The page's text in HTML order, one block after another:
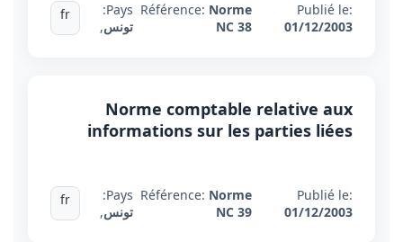
Publié le:
01/12/2003
Référence: Norme
NC 38
Pays:
تونس,
fr
Norme comptable relative aux
informations sur les parties liées
Publié le:
01/12/2003
Référence: Norme
NC 39
Pays:
تونس,
fr